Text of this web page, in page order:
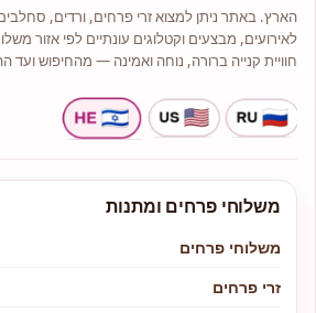
הארץ. באתר ניתן למצוא זרי פרחים, ורדים,
לאירועים, מבצעים וקטלוגים עונתיים לפי אזור
חוויית קנייה ברורה, נוחה ואמינה — מהחיפוש ועד
משלוחי פרחים ומתנות
משלוחי פרחים
זרי פרחים